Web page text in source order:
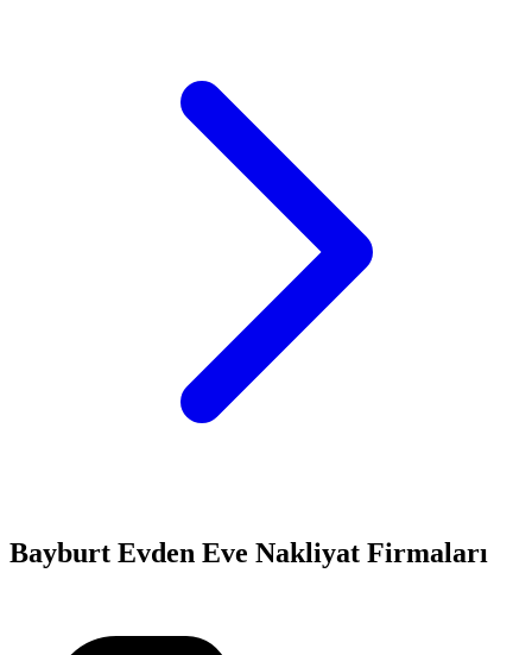
Bayburt Evden Eve Nakliyat Firmaları